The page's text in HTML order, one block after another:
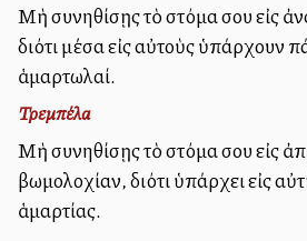
Μὴ συνηθίσῃς τὸ στόμα σου εἰς
διότι μέσα εἰς αὐτοὺς ὑπάρχουν
ἁμαρτωλαί.
Τρεμπέλα
Μὴ συνηθίσῃς τὸ στόμα σου εἰς
βωμολοχίαν, διότι ὑπάρχει εἰς
ἁμαρτίας.